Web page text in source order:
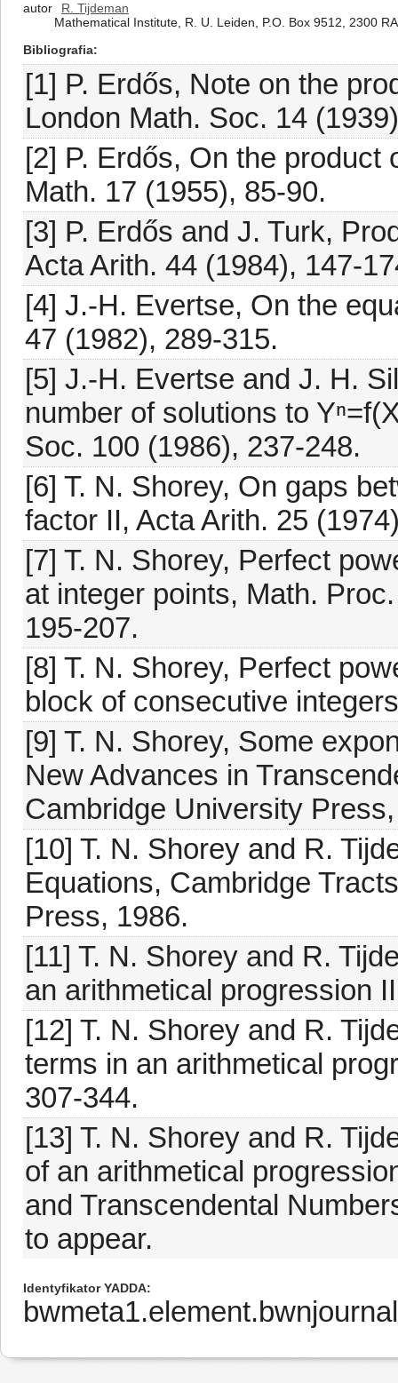
autor
R. Tijdeman
Mathematical Institute, R. U. Leiden, P.O. Box 9512, 2300
Bibliografia
[1] P. Erdős, Note on the
London Math. Soc. 14
[2] P. Erdős, On the
Math. 17 (1955), 85-90.
[3] P. Erdős and J. Turk,
Acta Arith. 44 (1984), 147-
[4] J.-H. Evertse, On the
47 (1982), 289-315.
[5] J.-H. Evertse and J. H.
number of solutions to
Soc. 100 (1986), 237-248.
[6] T. N. Shorey, On gaps
factor II, Acta Arith. 25
[7] T. N. Shorey, Perfect
at integer points, Math.
195-207.
[8] T. N. Shorey, Perfect
block of consecutive
[9] T. N. Shorey, Some
New Advances in
Cambridge University
[10] T. N. Shorey and R.
Equations, Cambridge
Press, 1986.
[11] T. N. Shorey and R.
an arithmetical progression
[12] T. N. Shorey and R.
terms in an arithmetical
307-344.
[13] T. N. Shorey and R.
of an arithmetical
and Transcendental
to appear.
Identyfikator YADDA